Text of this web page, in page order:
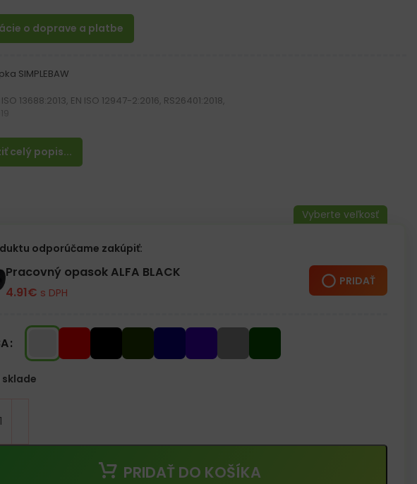
o doprave a platbe
celý popis...
SIMPLEBAW
13688:2013, EN ISO 12947-2:2016, RS26401:2018,
priadza 126 g / m2
odporúčame zakúpiť:
Pracovný opasok ALFA BLACK
4.91€ s DPH
PRIDAŤ
sklade
PRIDAŤ DO KOŠÍKA